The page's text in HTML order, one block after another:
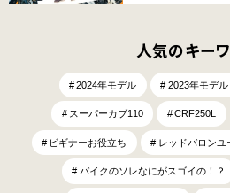
人気のキー
2024年モデル 2023年モデル
スーパーカブ110 CRF250L
ビギナーお役立ち レッドバロンユ
バイクのソレなにがスゴイの！？